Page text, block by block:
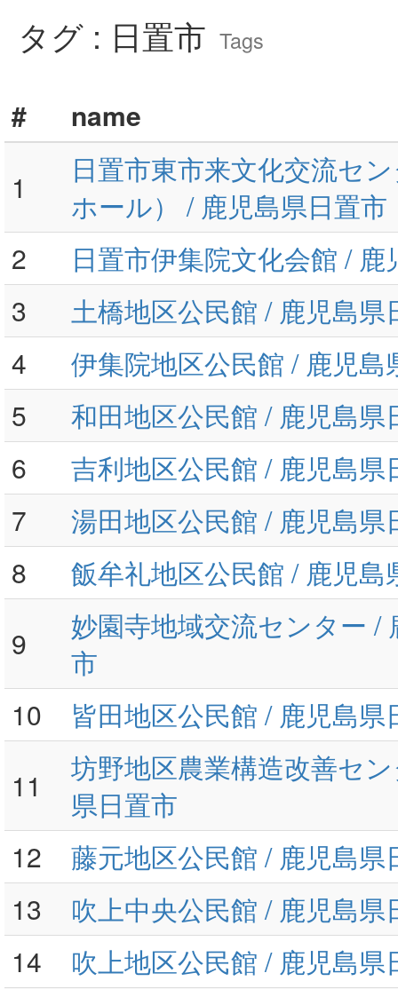
タグ : 日置市 Tags
#
name
1
日置市東市来文化交流セ
ホール） / 鹿児島県日置市
2
日置市伊集院文化会館 / 鹿
3
土橋地区公民館 / 鹿児島県
4
伊集院地区公民館 / 鹿児島
5
和田地区公民館 / 鹿児島県
6
吉利地区公民館 / 鹿児島県
7
湯田地区公民館 / 鹿児島県
8
飯牟礼地区公民館 / 鹿児島
9
妙園寺地域交流センター /
市
10
皆田地区公民館 / 鹿児島県
11
坊野地区農業構造改善セ
県日置市
12
藤元地区公民館 / 鹿児島県
13
吹上中央公民館 / 鹿児島県
14
吹上地区公民館 / 鹿児島県